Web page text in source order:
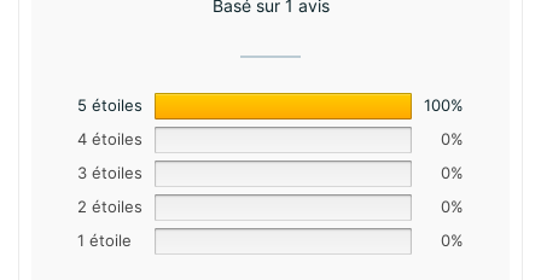
Basé sur 1 avis
5 étoiles
100%
4 étoiles
0%
3 étoiles
0%
2 étoiles
0%
1 étoile
0%